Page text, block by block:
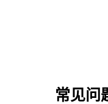
常见问